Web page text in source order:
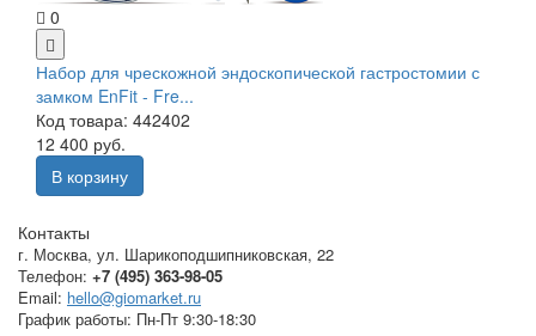
0
Набор для чрескожной эндоскопической гастростомии с
замком EnFit - Fre...
Код товара: 442402
12 400 руб.
В корзину
Контакты
г. Москва, ул. Шарикоподшипниковская, 22
Телефон: +7 (495) 363-98-05
Email: hello@giomarket.ru
График работы: Пн-Пт 9:30-18:30